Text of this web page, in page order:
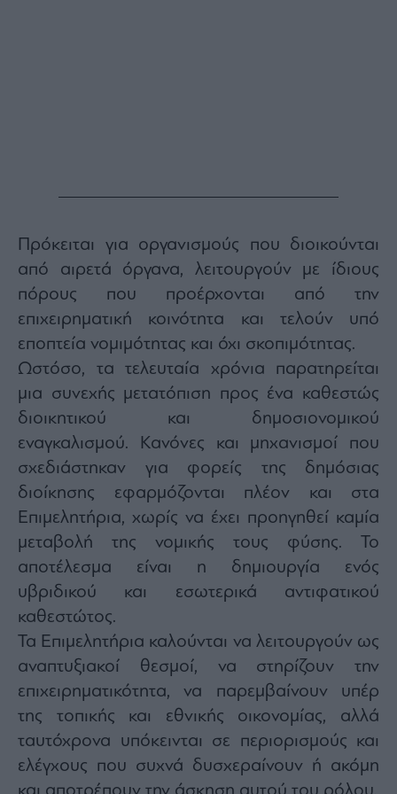
του
mononews.gr
submitting
your
you
to
Terms
and
Privacy
Notice.
can
out
at
time.
site
protected
by
reCAPTCHA
and
Google
Policy
and
of
apply.
Πρόκειται για οργανισμούς που διοικούνται
από αιρετά όργανα, λειτουργούν με ίδιους
πόρους που προέρχονται από την
επιχειρηματική κοινότητα και τελούν υπό
εποπτεία νομιμότητας και όχι σκοπιμότητας.
Ωστόσο, τα τελευταία χρόνια παρατηρείται
μια συνεχής μετατόπιση προς ένα καθεστώς
διοικητικού και δημοσιονομικού
εναγκαλισμού. Κανόνες και μηχανισμοί που
σχεδιάστηκαν για φορείς της δημόσιας
διοίκησης εφαρμόζονται πλέον και στα
Επιμελητήρια, χωρίς να έχει προηγηθεί καμία
μεταβολή της νομικής τους φύσης. Το
αποτέλεσμα είναι η δημιουργία ενός
υβριδικού και εσωτερικά αντιφατικού
καθεστώτος.
Τα Επιμελητήρια καλούνται να λειτουργούν ως
αναπτυξιακοί θεσμοί, να στηρίζουν την
επιχειρηματικότητα, να παρεμβαίνουν υπέρ
της τοπικής και εθνικής οικονομίας, αλλά
ταυτόχρονα υπόκεινται σε περιορισμούς και
ελέγχους που συχνά δυσχεραίνουν ή ακόμη